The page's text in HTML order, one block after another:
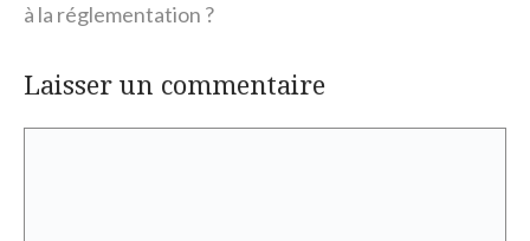
à la réglementation ?
Laisser un commentaire